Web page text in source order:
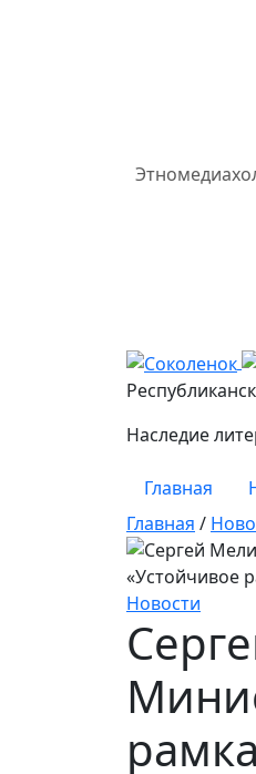
Наследие
Главная
Главная /
Новости